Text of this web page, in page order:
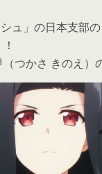
ュ」の日本支部
つかさ きのえ）